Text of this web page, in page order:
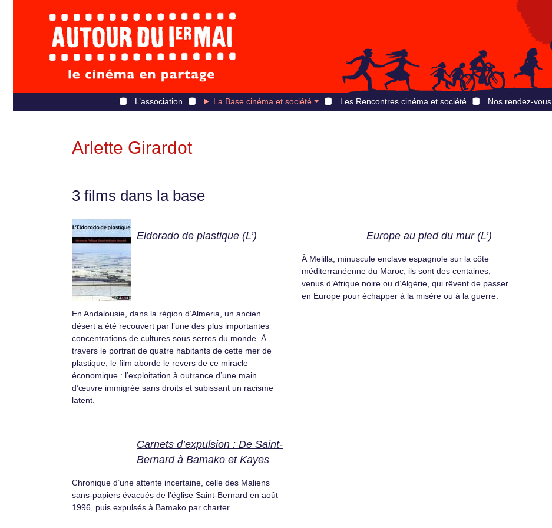
L’association La Base cinéma et société Les Rencontres cinéma et société Nos rendez-vous
Arlette Girardot
3 films dans la base
Eldorado de plastique (L’)
En Andalousie, dans la région d’Almeria, un ancien
désert a été recouvert par l’une des plus importantes
concentrations de cultures sous serres du monde. À
travers le portrait de quatre habitants de cette mer de
plastique, le film aborde le revers de ce miracle
économique : l’exploitation à outrance d’une main
d’œuvre immigrée sans droits et subissant un racisme
latent.
Europe au pied du mur (L’)
À Melilla, minuscule enclave espagnole sur la côte
méditerranéenne du Maroc, ils sont des centaines,
venus d’Afrique noire ou d’Algérie, qui rêvent de passer
en Europe pour échapper à la misère ou à la guerre.
Carnets d’expulsion : De Saint-
Bernard à Bamako et Kayes
Chronique d’une attente incertaine, celle des Maliens
sans-papiers évacués de l’église Saint-Bernard en août
1996, puis expulsés à Bamako par charter.